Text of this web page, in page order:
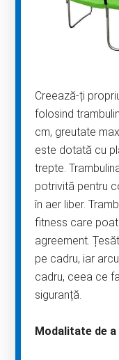
Creează-ți
folosind
cm, greutate
este dotată cu
trepte.
potrivită pentru
în aer liber.
fitness care
agreement.
pe cadru, iar
cadru, ceea ce
siguranță.
Modalitate de